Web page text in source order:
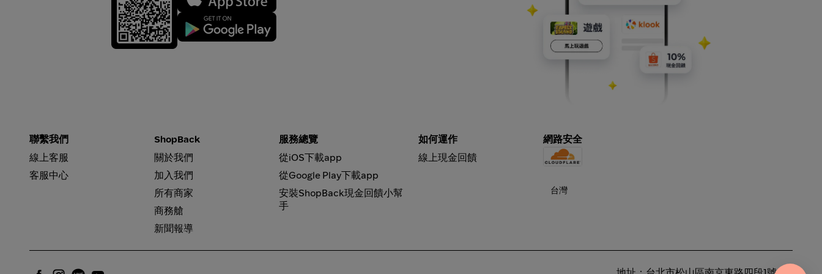
聯繫我們
線上客服
客服中心
ShopBack
關於我們
加入我們
所有商家
商務艙
新聞報導
服務總覽
從iOS下載app
從Google Play下載app
安裝ShopBack現金回饋小幫
手
如何運作
線上現金回饋
網路安全